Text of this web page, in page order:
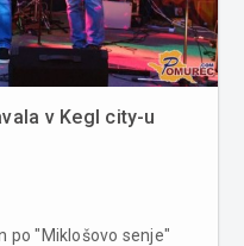
v Kegl city-u
po "Miklošovo senje"